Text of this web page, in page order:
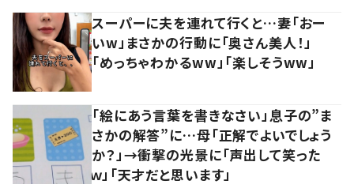
スーパーに夫を連れて行くと…妻「おー
いw」まさかの行動に「奥さん美人！」
「めっちゃわかるww」「楽しそうww」
「絵にあう言葉を書きなさい」息子の”ま
さかの解答”に…母「正解でよいでしょう
か？」→衝撃の光景に「声出して笑った
ｗ」「天才だと思います」